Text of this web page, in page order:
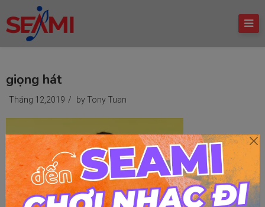
giọng hát
Tháng 12,2019 / by Tony Tuan